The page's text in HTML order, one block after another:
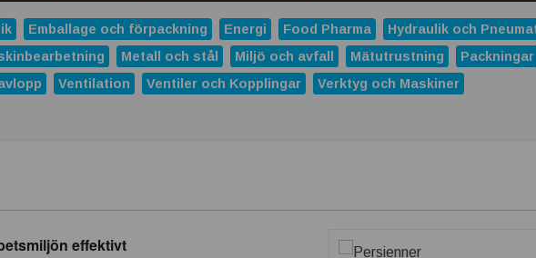
Emballage och förpackning Energi Food Pharma Hydraulik och
Metall och stål Miljö och avfall Mätutrustning Packningar
Ventilation Ventiler och Kopplingar Verktyg och Maskiner
effektivt